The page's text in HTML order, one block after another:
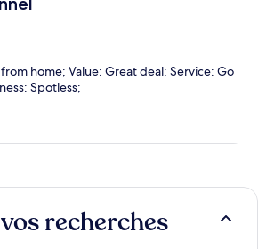
was NOT of the the same quality, the
After our long flight this was not the
home; Value: Great deal; Service: Go
Spotless;
recherches